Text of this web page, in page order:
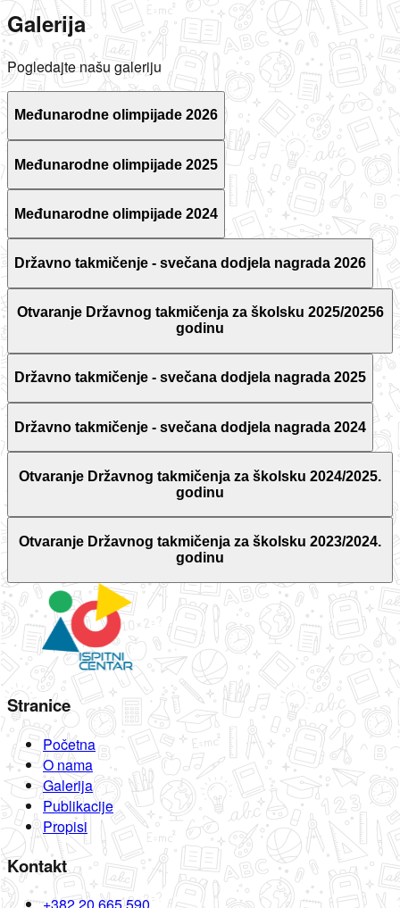
Galerija
Pogledajte našu galeriju
Međunarodne olimpijade 2026
Međunarodne olimpijade 2025
Međunarodne olimpijade 2024
Državno takmičenje - svečana dodjela nagrada 2026
Otvaranje Državnog takmičenja za školsku 2025/20256
godinu
Državno takmičenje - svečana dodjela nagrada 2025
Državno takmičenje - svečana dodjela nagrada 2024
Otvaranje Državnog takmičenja za školsku 2024/2025.
godinu
Otvaranje Državnog takmičenja za školsku 2023/2024.
godinu
Stranice
Početna
O nama
Galerija
Publikacije
Propisi
Kontakt